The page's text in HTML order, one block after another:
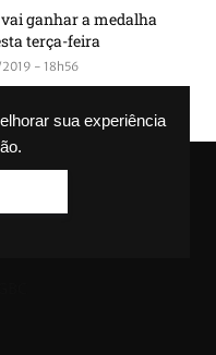
sua experiência
vai ganhar a medalha
terça-feira
- 18h56
direitos reservados.
GBC